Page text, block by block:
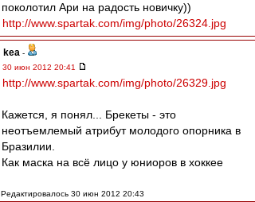
поколотил Ари на радость новичку))
http://www.spartak.com/img/photo/26324.jpg
kea -
30 июн 2012 20:41
http://www.spartak.com/img/photo/26329.jpg
Кажется, я понял... Брекеты - это
неотъемлемый атрибут молодого опорника в
Бразилии.
Как маска на всё лицо у юниоров в хоккее
Редактировалось 30 июн 2012 20:43